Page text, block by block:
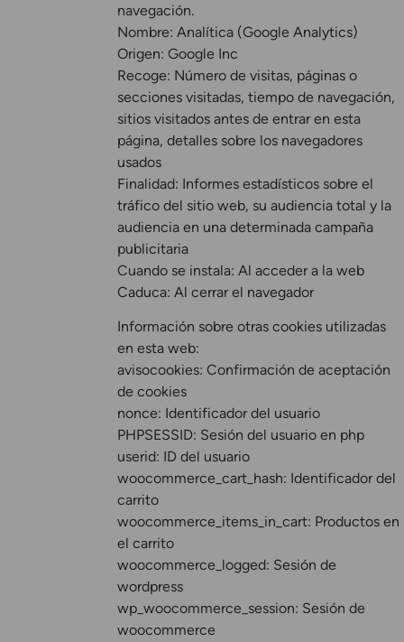
navegación.
Nombre: Analítica (Google Analytics)
Origen: Google Inc
Recoge: Número de visitas, páginas o
secciones visitadas, tiempo de navegación,
sitios visitados antes de entrar en esta
página, detalles sobre los navegadores
usados
Finalidad: Informes estadísticos sobre el
tráfico del sitio web, su audiencia total y la
audiencia en una determinada campaña
publicitaria
Cuando se instala: Al acceder a la web
Caduca: Al cerrar el navegador
Información sobre otras cookies utilizadas
en esta web:
avisocookies: Confirmación de aceptación
de cookies
nonce: Identificador del usuario
PHPSESSID: Sesión del usuario en php
userid: ID del usuario
woocommerce_cart_hash: Identificador del
carrito
woocommerce_items_in_cart: Productos en
el carrito
woocommerce_logged: Sesión de
wordpress
wp_woocommerce_session: Sesión de
woocommerce